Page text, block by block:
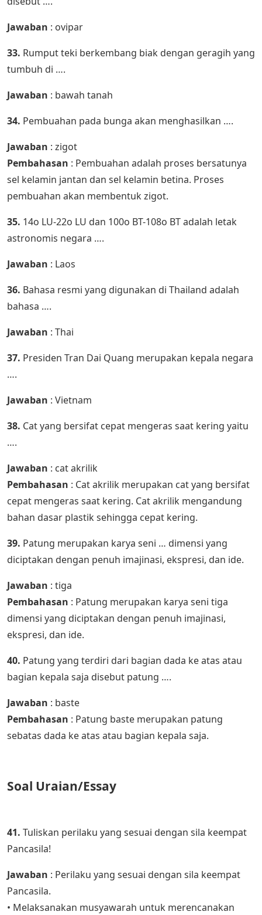
Jawaban : ovipar
33. Rumput teki berkembang biak dengan geragih yang
tumbuh di ….
Jawaban : bawah tanah
34. Pembuahan pada bunga akan menghasilkan ….
Jawaban : zigot
Pembahasan : Pembuahan adalah proses bersatunya
sel kelamin jantan dan sel kelamin betina. Proses
pembuahan akan membentuk zigot.
35. 14o LU-22o LU dan 100o BT-108o BT adalah letak
astronomis negara ….
Jawaban : Laos
36. Bahasa resmi yang digunakan di Thailand adalah
bahasa ….
Jawaban : Thai
37. Presiden Tran Dai Quang merupakan kepala negara
….
Jawaban : Vietnam
38. Cat yang bersifat cepat mengeras saat kering yaitu
….
Jawaban : cat akrilik
Pembahasan : Cat akrilik merupakan cat yang bersifat
cepat mengeras saat kering. Cat akrilik mengandung
bahan dasar plastik sehingga cepat kering.
39. Patung merupakan karya seni … dimensi yang
diciptakan dengan penuh imajinasi, ekspresi, dan ide.
Jawaban : tiga
Pembahasan : Patung merupakan karya seni tiga
dimensi yang diciptakan dengan penuh imajinasi,
ekspresi, dan ide.
40. Patung yang terdiri dari bagian dada ke atas atau
bagian kepala saja disebut patung ….
Jawaban : baste
Pembahasan : Patung baste merupakan patung
sebatas dada ke atas atau bagian kepala saja.
Soal Uraian/Essay
41. Tuliskan perilaku yang sesuai dengan sila keempat
Pancasila!
Jawaban : Perilaku yang sesuai dengan sila keempat
Pancasila.
• Melaksanakan musyawarah untuk merencanakan